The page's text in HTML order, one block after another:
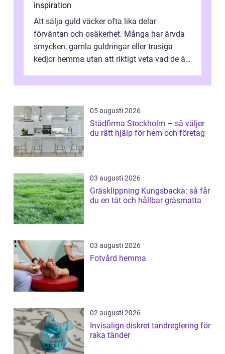
inspiration
Att sälja guld väcker ofta lika delar
förväntan och osäkerhet. Många har ärvda
smycken, gamla guldringar eller trasiga
kedjor hemma utan att riktigt veta vad de är
05 augusti 2026
Städfirma Stockholm – så väljer
du rätt hjälp för hem och företag
03 augusti 2026
Gräsklippning Kungsbacka: så får
du en tät och hållbar gräsmatta
03 augusti 2026
Fotvård hemma
02 augusti 2026
Invisalign diskret tandreglering för
raka tänder